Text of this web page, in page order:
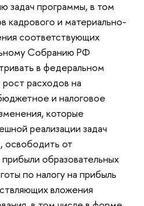
задач программы, в том
кадрового и материально-
соответствующих
Собранию РФ
в федеральном
расходов на
и налоговое
которые
реализации задач
освободить от
образовательных
по налогу на прибыль
вложения